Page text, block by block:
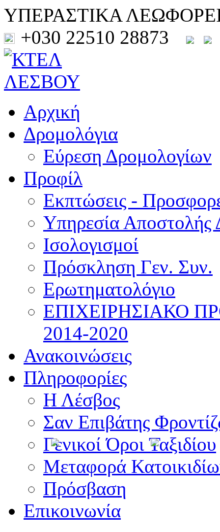
ΥΠΕΡΑΣΤΙΚΑ
+030 22510 28873
Αρχική
Δρομολόγια
Εύρεση Δρομολογίων
Προφίλ
Εκπτώσεις -
Υπηρεσία Αποστολής
Ισολογισμοί
Πρόσκληση Γεν. Συν.
Ερωτηματολόγιο
ΕΠΙΧΕΙΡΗΣΙΑΚΟ
2014-2020
Ανακοινώσεις
Πληροφορίες
Η Λέσβος
Σαν Επιβάτης
Γενικοί Όροι Ταξιδίου
Μεταφορά
Πρόσβαση
Επικοινωνία